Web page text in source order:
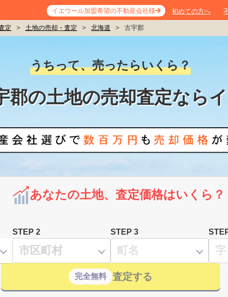
イエウール加盟希望の不動産会社様 初めての方へ
定 > 土地の売却・査定 > 北海道 > 古宇郡
うちって、売ったらいくら？
郡の土地の売却査定なら
あなたの土地、査定価格はいくら？
STEP 2 STEP 3
完全無料 査定する